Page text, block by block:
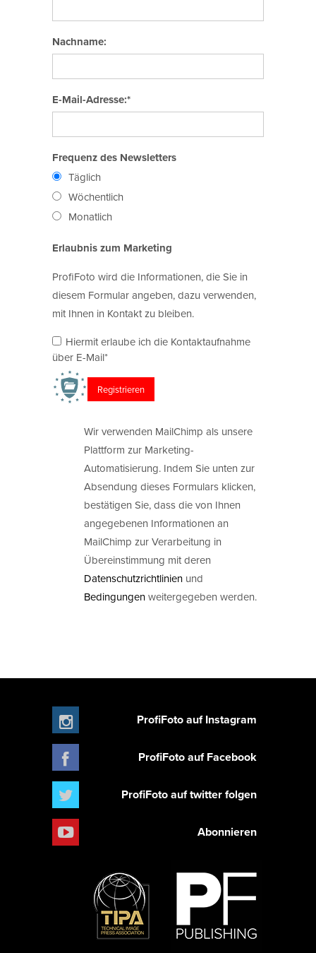
Nachname:
E-Mail-Adresse:*
Frequenz des Newsletters
Täglich
Wöchentlich
Monatlich
Erlaubnis zum Marketing
ProfiFoto wird die Informationen, die Sie in
diesem Formular angeben, dazu verwenden,
mit Ihnen in Kontakt zu bleiben.
Hiermit erlaube ich die Kontaktaufnahme
über E-Mail*
Wir verwenden MailChimp als unsere
Plattform zur Marketing-
Automatisierung. Indem Sie unten zur
Absendung dieses Formulars klicken,
bestätigen Sie, dass die von Ihnen
angegebenen Informationen an
MailChimp zur Verarbeitung in
Übereinstimmung mit deren
Datenschutzrichtlinien und
Bedingungenweitergegeben werden.
ProfiFoto auf Instagram
ProfiFoto auf Facebook
ProfiFoto auf twitter folgen
Abonnieren